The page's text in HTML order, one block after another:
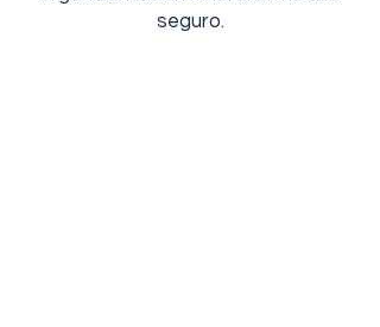
seguro.